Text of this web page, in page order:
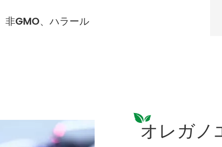
非GMO、ハラール
オレガノ